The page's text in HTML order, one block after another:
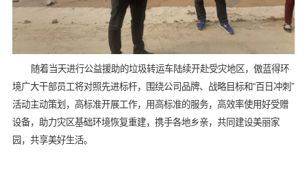
随着当天进行公益援助的垃圾转运车陆续开赴受灾地区，傲蓝得环
境广大干部员工将对照先进标杆，围绕公司品牌、战略目标和“百日冲刺”
活动主动策划，高标准开展工作，用高标准的服务，高效率使用好受赠
设备，助力灾区基础环境恢复重建，携手各地乡亲，共同建设美丽家
园，共享美好生活。